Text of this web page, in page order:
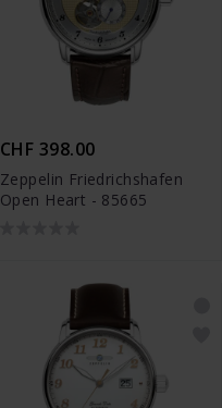
CHF 398.00
Zeppelin Friedrichshafen
Open Heart - 85665